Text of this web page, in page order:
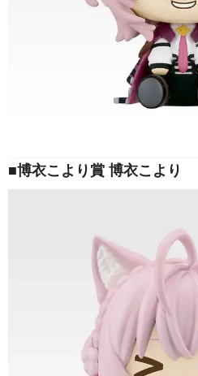
■博衣こより賞 博衣こより